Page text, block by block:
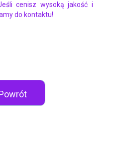
cenisz wysoką jakość i
do kontaktu!